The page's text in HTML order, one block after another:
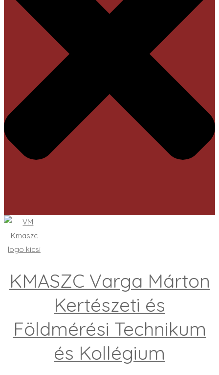
KMASZC Varga Márton
Kertészeti és
Földmérési Technikum
és Kollégium